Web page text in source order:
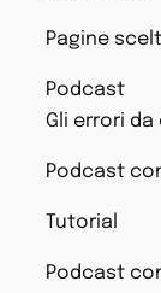
Pagine
Podcast
Gli errori da
Podcast
Tutorial
Podcast